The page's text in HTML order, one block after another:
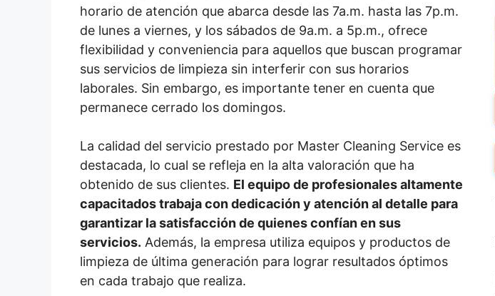
horario de atención que abarca desde las 7a.m. hasta las 7p.m.
de lunes a viernes, y los sábados de 9a.m. a 5p.m., ofrece
flexibilidad y conveniencia para aquellos que buscan programar
sus servicios de limpieza sin interferir con sus horarios
laborales. Sin embargo, es importante tener en cuenta que
permanece cerrado los domingos.
La calidad del servicio prestado por Master Cleaning Service es
destacada, lo cual se refleja en la alta valoración que ha
obtenido de sus clientes. El equipo de profesionales altamente
capacitados trabaja con dedicación y atención al detalle para
garantizar la satisfacción de quienes confían en sus
servicios. Además, la empresa utiliza equipos y productos de
limpieza de última generación para lograr resultados óptimos
en cada trabajo que realiza.